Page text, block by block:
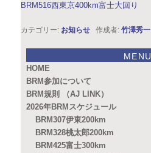
BRM516西東京400km富士大回り
カテゴリー: お知らせ 作成者:竹澤秀一
MENU
HOME
BRM参加について
BRM規則 （AJ LINK）
2026年BRMスケジュール
BRM307伊東200km
BRM328桃太郎200km
BRM425富士300km